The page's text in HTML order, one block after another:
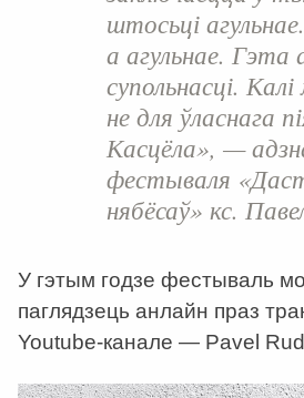
штосьці
а агульнае. Гэта
супольнасці.
не для ўласнага
Касцёла», —
фестываля
нябёсаў» кс.
У гэтым годзе фестываль
паглядзець анлайн праз
Youtube-канале — Pavel